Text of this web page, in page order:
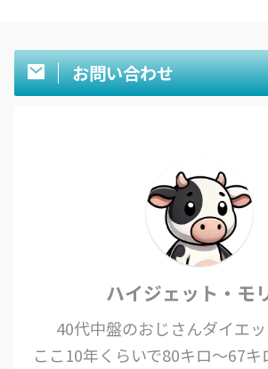
お問い合わせ
ハイジェット・モ
40代中盤のおじさんダイエッ
ここ10年くらいで80キロ〜67キ